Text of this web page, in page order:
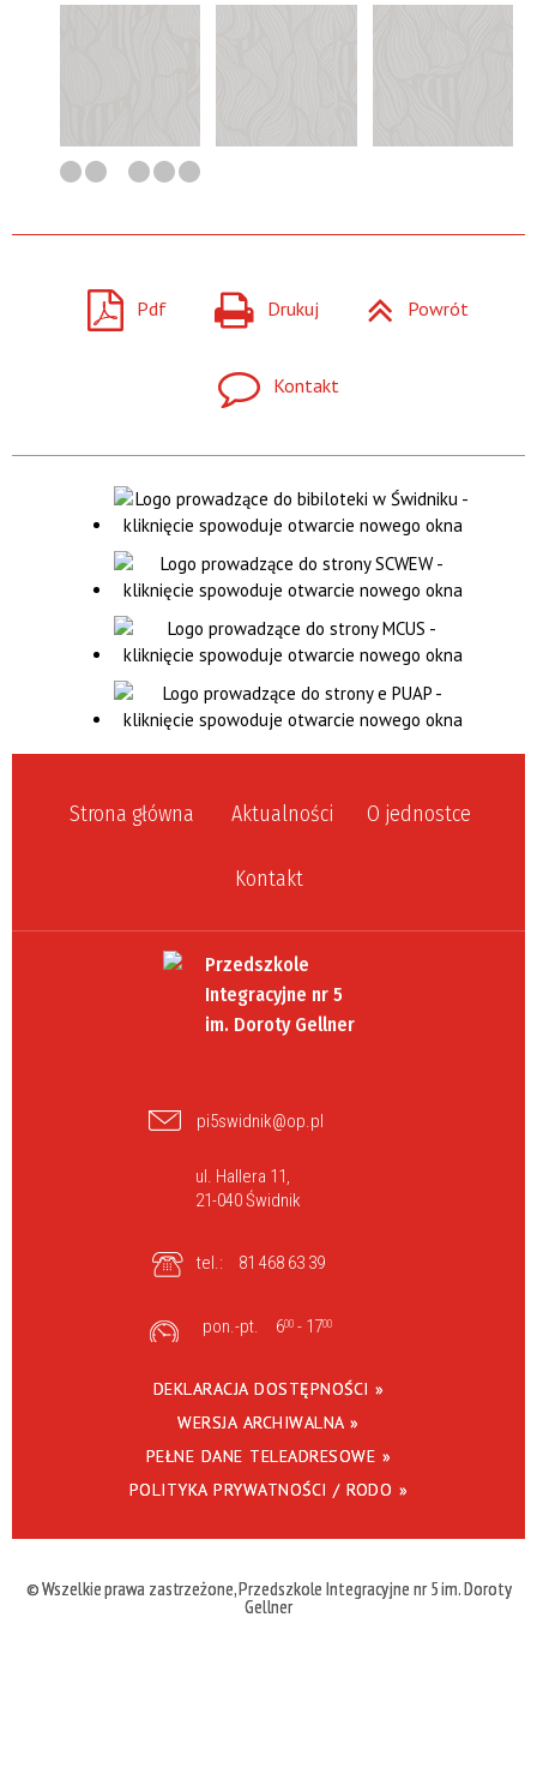
Pdf Drukuj Powrót
Kontakt
Strona główna Aktualności O jednostce
Kontakt
Przedszkole
Integracyjne nr 5
im. Doroty Gellner
pi5swidnik@op.pl
ul. Hallera 11,
21-040 Świdnik
tel.: 81 468 63 39
pon.-pt. 600 - 1700
DEKLARACJA DOSTĘPNOŚCI »
WERSJA ARCHIWALNA »
PEŁNE DANE TELEADRESOWE »
POLITYKA PRYWATNOŚCI / RODO »
© Wszelkie prawa zastrzeżone, Przedszkole Integracyjne nr 5 im. Doroty
Gellner